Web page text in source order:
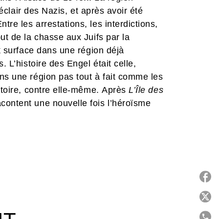
des Nazis, et après avoir été
les arrestations, les interdictions,
de la chasse aux Juifs par la
dans une région déjà
L’histoire des Engel était celle,
une région pas tout à fait comme les
contre elle-même. AprèsL’Île des
une nouvelle fois l’héroïsme
et salutaire dont la